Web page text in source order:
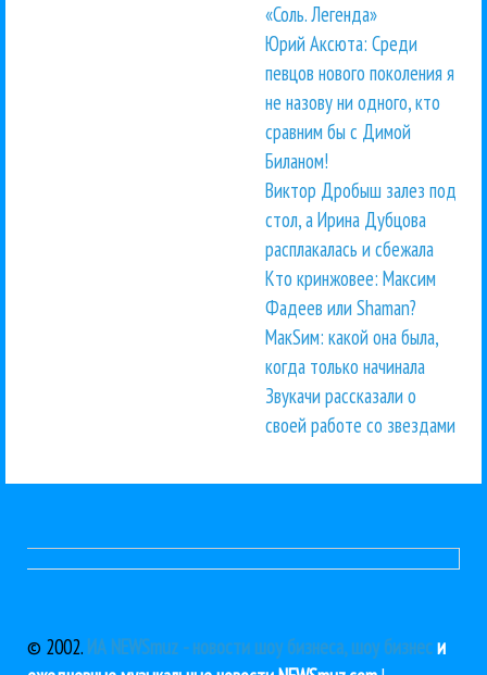
«Соль. Легенда»
Юрий Аксюта: Среди
певцов нового поколения я
не назову ни одного, кто
сравним бы с Димой
Биланом!
Виктор Дробыш залез под
стол, а Ирина Дубцова
расплакалась и сбежала
Кто кринжовее: Максим
Фадеев или Shaman?
МакSим: какой она была,
когда только начинала
Звукачи рассказали о
своей работе со звездами
© 2002. ИА NEWSmuz - новости шоу бизнеса, шоу бизнеси